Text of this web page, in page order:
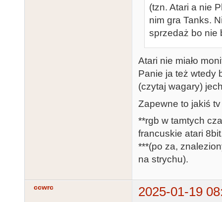
(tzn. Atari a nie
nim gra Tanks.
sprzedaż bo nie
Atari nie miało
Panie ja też wtedy
(czytaj wagary)
Zapewne to jakiś tv
**rgb w tamtych
francuskie atari
***(po za,
na strychu).
ccwrc 2025-01-19